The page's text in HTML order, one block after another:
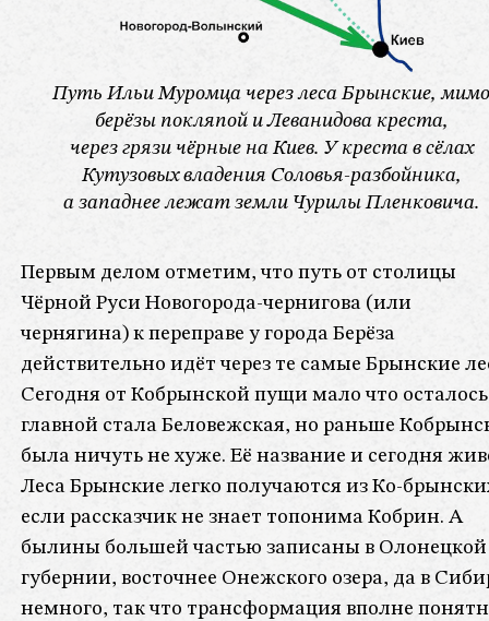
Путь Ильи Муромца через леса Брынские, мимо
берёзы покляпой и Леванидова креста,
через грязи чёрные на Киев. У креста в сёлах
Кутузовых владения Соловья-разбойника,
а западнее лежат земли Чурилы Пленковича.
Первым делом отметим, что путь от столицы
Чёрной Руси Новогорода-чернигова (или
чернягина) к переправе у города Берёза
действительно идёт через те самые Брынские
Сегодня от Кобрынской пущи мало что
главной стала Беловежская, но раньше
была ничуть не хуже. Её название и сегодня
Леса Брынские легко получаются из Ко-
если рассказчик не знает топонима Кобрин. А
былины большей частью записаны в Олонецкой
губернии, восточнее Онежского озера, да в
немного, так что трансформация вполне